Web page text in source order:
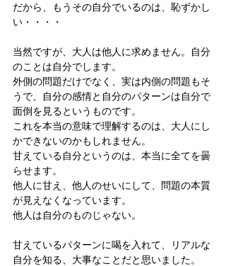
だから、もうその自分でいるのは、恥ずかし
い・・・・
当然ですが、大人は他人に求めません。自分
のことは自分でします。
外側の問題だけでなく、実は内側の問題もそ
うで、自分の感情と自分のパターンは自分で
面倒を見るというものです。
これを本当の意味で理解するのは、大人にし
かできないのかもしれません。
甘えている自分というのは、本当に全てを曇
らせます。
他人に甘え、他人のせいにして、問題の本質
が見えなくなっています。
他人は自分のものじゃない。
甘えているパターンに喝を入れて、リアルな
自分を知る、大事なことだと思いました。